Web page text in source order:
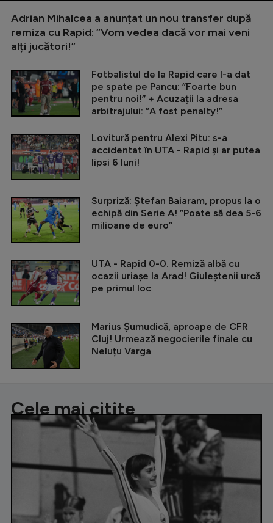
Adrian Mihalcea a anunțat un nou transfer după
remiza cu Rapid: ”Vom vedea dacă vor mai veni
alți jucători!”
Fotbalistul de la Rapid care l-a dat
pe spate pe Pancu: ”Foarte bun
pentru noi!” + Acuzații la adresa
arbitrajului: ”A fost penalty!”
Lovitură pentru Alexi Pitu: s-a
accidentat în UTA - Rapid și ar putea
lipsi 6 luni!
Surpriză: Ștefan Baiaram, propus la o
echipă din Serie A! ”Poate să dea 5-6
milioane de euro”
UTA - Rapid 0-0. Remiză albă cu
ocazii uriașe la Arad! Giuleștenii urcă
pe primul loc
Marius Șumudică, aproape de CFR
Cluj! Urmează negocierile finale cu
Neluțu Varga
Cele mai citite